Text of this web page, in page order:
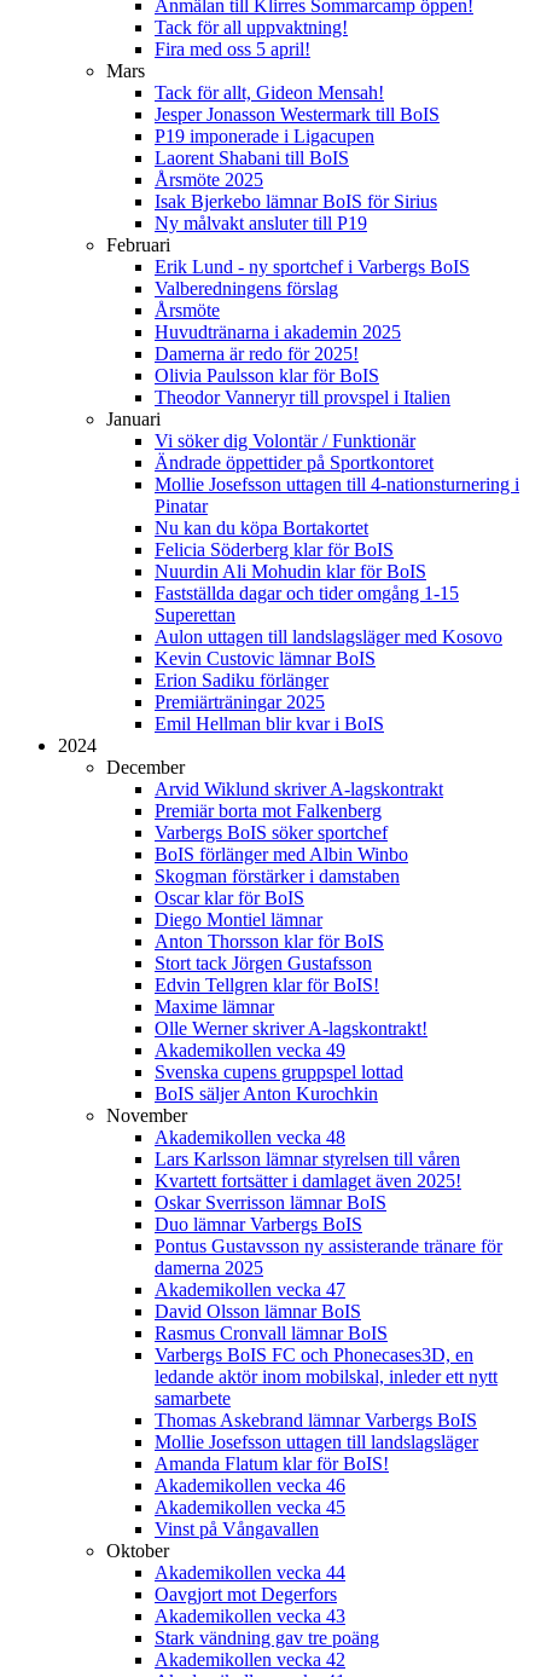
Anmälan till Klirres Sommarcamp öppen!
Tack för all uppvaktning!
Fira med oss 5 april!
Mars
Tack för allt, Gideon Mensah!
Jesper Jonasson Westermark till BoIS
P19 imponerade i Ligacupen
Laorent Shabani till BoIS
Årsmöte 2025
Isak Bjerkebo lämnar BoIS för Sirius
Ny målvakt ansluter till P19
Februari
Erik Lund - ny sportchef i Varbergs BoIS
Valberedningens förslag
Årsmöte
Huvudtränarna i akademin 2025
Damerna är redo för 2025!
Olivia Paulsson klar för BoIS
Theodor Vanneryr till provspel i Italien
Januari
Vi söker dig Volontär / Funktionär
Ändrade öppettider på Sportkontoret
Mollie Josefsson uttagen till 4-nationsturnering i
Pinatar
Nu kan du köpa Bortakortet
Felicia Söderberg klar för BoIS
Nuurdin Ali Mohudin klar för BoIS
Fastställda dagar och tider omgång 1-15
Superettan
Aulon uttagen till landslagsläger med Kosovo
Kevin Custovic lämnar BoIS
Erion Sadiku förlänger
Premiärträningar 2025
Emil Hellman blir kvar i BoIS
2024
December
Arvid Wiklund skriver A-lagskontrakt
Premiär borta mot Falkenberg
Varbergs BoIS söker sportchef
BoIS förlänger med Albin Winbo
Skogman förstärker i damstaben
Oscar klar för BoIS
Diego Montiel lämnar
Anton Thorsson klar för BoIS
Stort tack Jörgen Gustafsson
Edvin Tellgren klar för BoIS!
Maxime lämnar
Olle Werner skriver A-lagskontrakt!
Akademikollen vecka 49
Svenska cupens gruppspel lottad
BoIS säljer Anton Kurochkin
November
Akademikollen vecka 48
Lars Karlsson lämnar styrelsen till våren
Kvartett fortsätter i damlaget även 2025!
Oskar Sverrisson lämnar BoIS
Duo lämnar Varbergs BoIS
Pontus Gustavsson ny assisterande tränare för
damerna 2025
Akademikollen vecka 47
David Olsson lämnar BoIS
Rasmus Cronvall lämnar BoIS
Varbergs BoIS FC och Phonecases3D, en
ledande aktör inom mobilskal, inleder ett nytt
samarbete
Thomas Askebrand lämnar Varbergs BoIS
Mollie Josefsson uttagen till landslagsläger
Amanda Flatum klar för BoIS!
Akademikollen vecka 46
Akademikollen vecka 45
Vinst på Vångavallen
Oktober
Akademikollen vecka 44
Oavgjort mot Degerfors
Akademikollen vecka 43
Stark vändning gav tre poäng
Akademikollen vecka 42